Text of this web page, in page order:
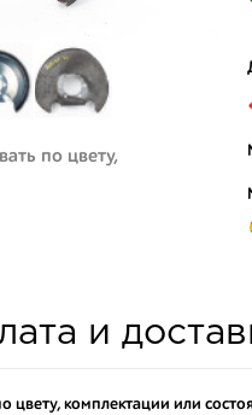
по цвету,
и
цвету, комплектации или